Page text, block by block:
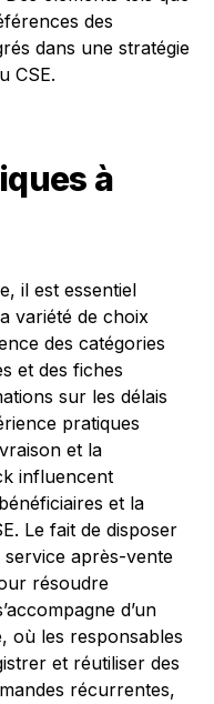
des
dans une stratégie
CSE.
à
il est essentiel
variété de choix
des catégories
et des fiches
sur les délais
pratiques
et la
influencent
et la
Le fait de disposer
service après-vente
résoudre
d’un
où les responsables
et réutiliser des
récurrentes,